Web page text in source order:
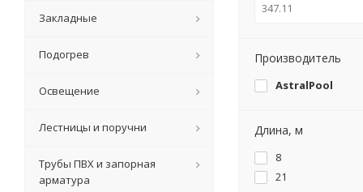
Производитель
AstralPool
Длина, м
8
21
Закладные
Подогрев
Освещение
Лестницы и поручни
Трубы ПВХ и запорная
арматура